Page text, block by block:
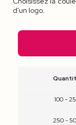
d'un logo.
100 -
250 -